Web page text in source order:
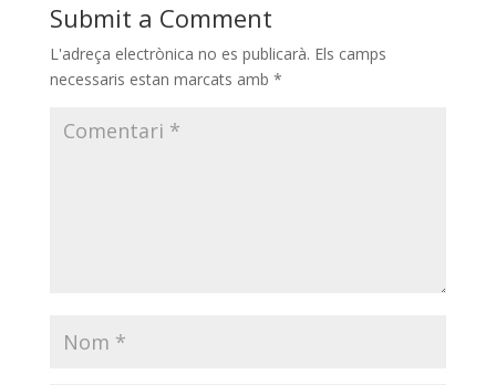
Submit a Comment
L'adreça electrònica no es publicarà. Els camps
necessaris estan marcats amb *